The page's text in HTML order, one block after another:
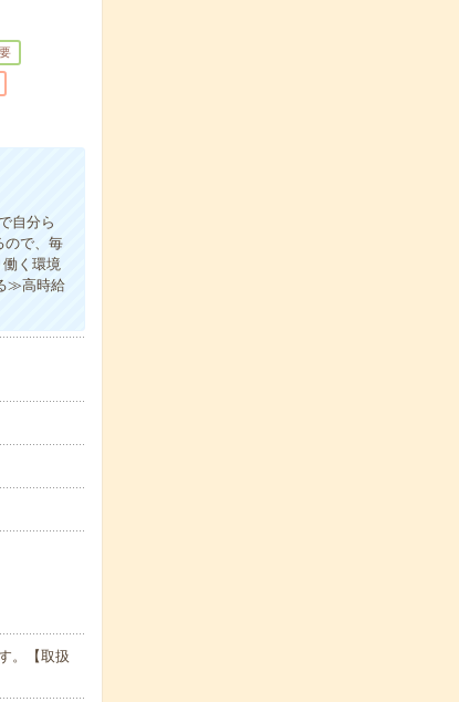
自分ら
ので、毎
く環境
≫高時給
。【取扱